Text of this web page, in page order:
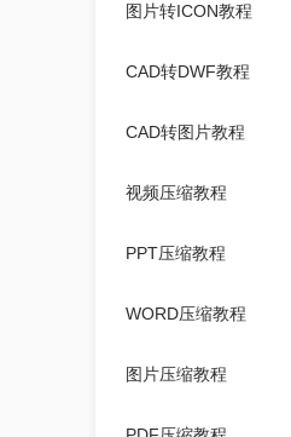
图片转ICON教程
CAD转DWF教程
CAD转图片教程
视频压缩教程
PPT压缩教程
WORD压缩教程
图片压缩教程